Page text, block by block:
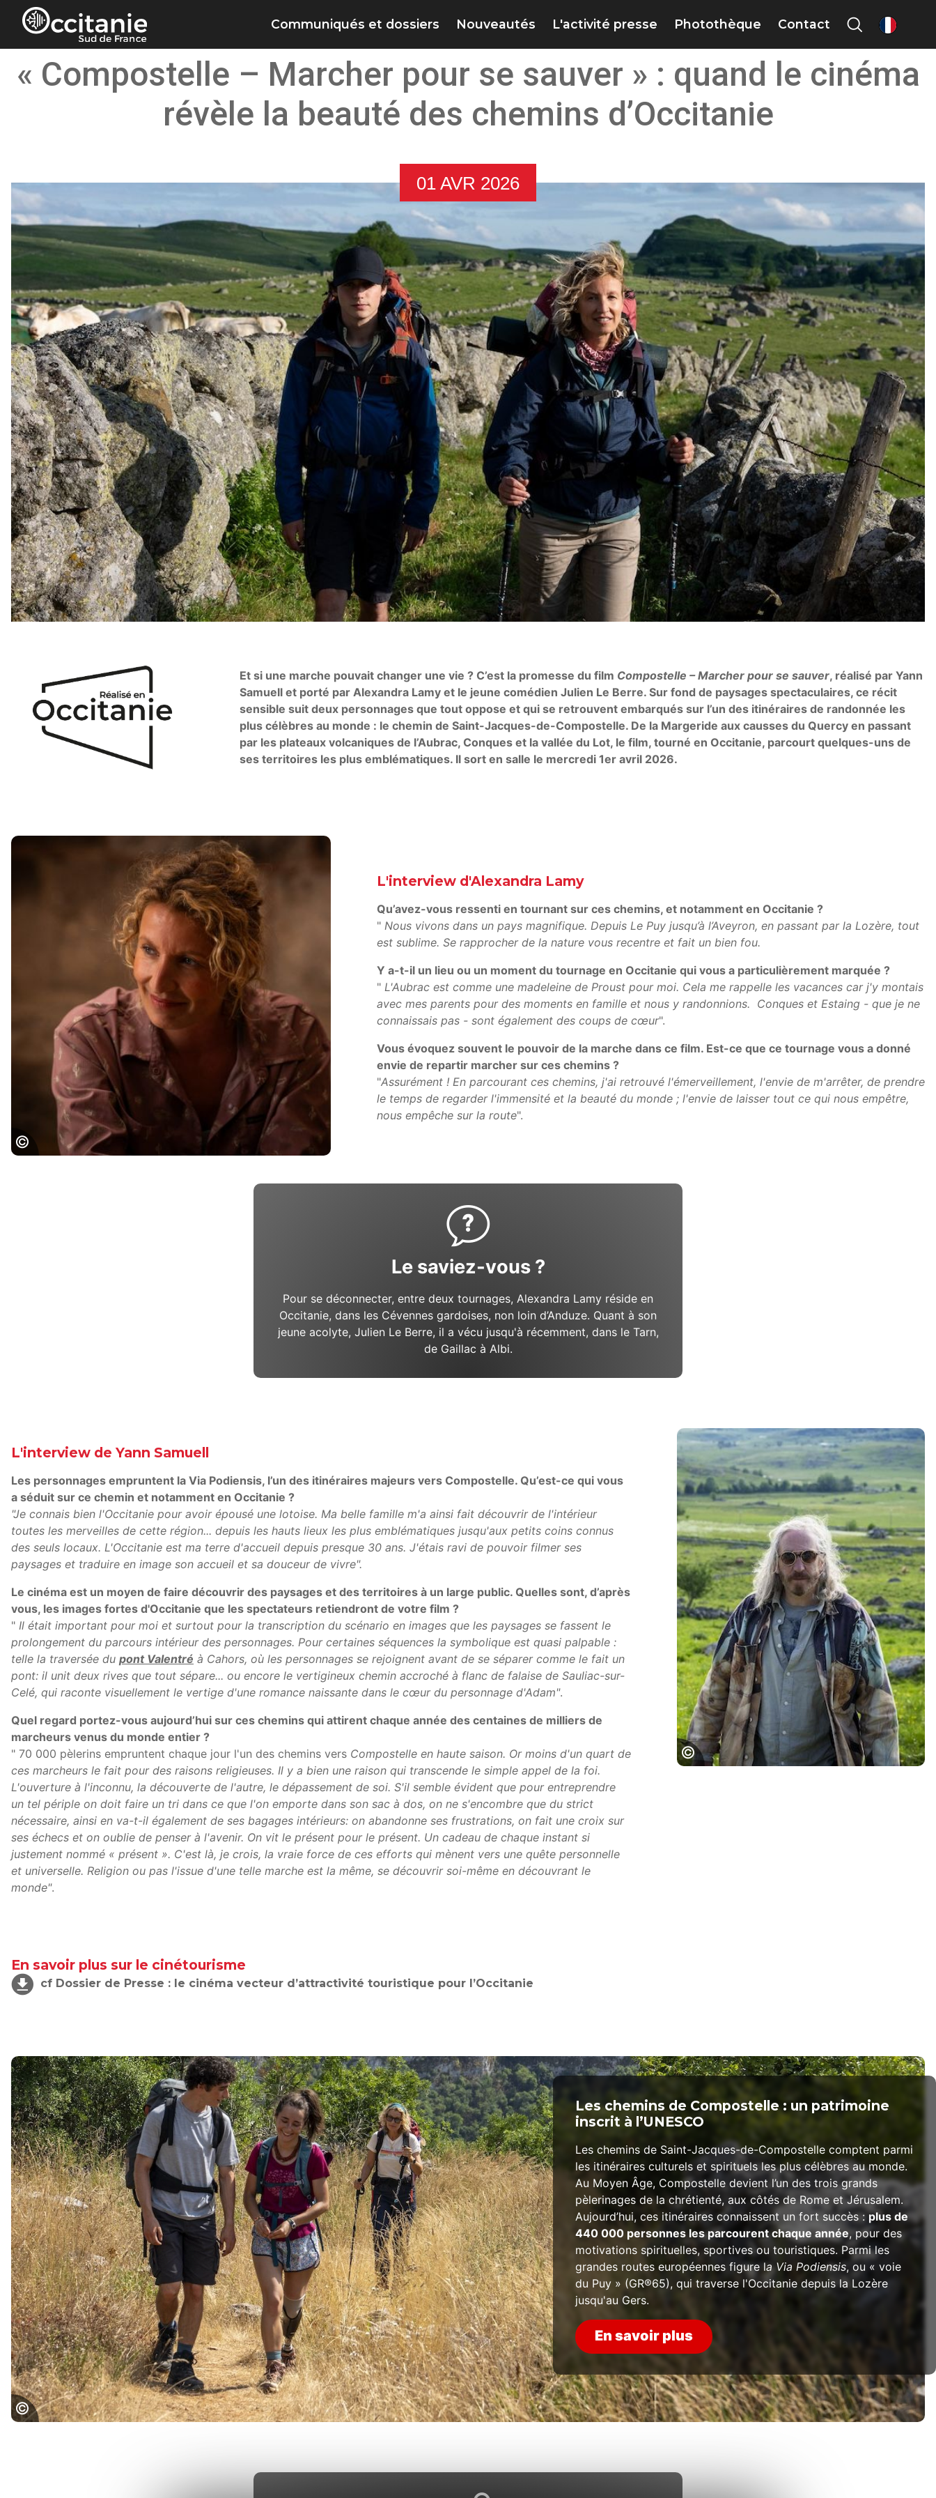
Panneau de gestion des cookies
Communiqués et dossiers Nouveautés L'activité presse Photothèque Contact fr
« Compostelle – Marcher pour se sauver » : quand le cinéma
révèle la beauté des chemins d’Occitanie
01 AVR 2026
Et si une marche pouvait changer une vie ? C’est la promesse du film Compostelle – Marcher pour se sauver, réalisé par Yann
Samuell et porté par Alexandra Lamy et le jeune comédien Julien Le Berre. Sur fond de paysages spectaculaires, ce récit
sensible suit deux personnages que tout oppose et qui se retrouvent embarqués sur l’un des itinéraires de randonnée les
plus célèbres au monde : le chemin de Saint-Jacques-de-Compostelle. De la Margeride aux causses du Quercy en passant
par les plateaux volcaniques de l’Aubrac, Conques et la vallée du Lot, le film, tourné en Occitanie, parcourt quelques-uns de
ses territoires les plus emblématiques. Il sort en salle le mercredi 1er avril 2026.
L'interview d'Alexandra Lamy
Qu’avez-vous ressenti en tournant sur ces chemins, et notamment en Occitanie ?
" Nous vivons dans un pays magnifique. Depuis Le Puy jusqu’à l’Aveyron, en passant par la Lozère, tout
est sublime. Se rapprocher de la nature vous recentre et fait un bien fou.
Y a-t-il un lieu ou un moment du tournage en Occitanie qui vous a particulièrement marquée ?
" L'Aubrac est comme une madeleine de Proust pour moi. Cela me rappelle les vacances car j'y montais
avec mes parents pour des moments en famille et nous y randonnions. Conques et Estaing - que je ne
connaissais pas - sont également des coups de cœur".
Vous évoquez souvent le pouvoir de la marche dans ce film. Est-ce que ce tournage vous a donné
envie de repartir marcher sur ces chemins ?
"Assurément ! En parcourant ces chemins, j'ai retrouvé l'émerveillement, l'envie de m'arrêter, de prendre
le temps de regarder l'immensité et la beauté du monde ; l'envie de laisser tout ce qui nous empêtre,
nous empêche sur la route".
Apollo Films Distribution - France 3 Cinéma -
Le saviez-vous ?
Pour se déconnecter, entre deux tournages, Alexandra Lamy réside en
Occitanie, dans les Cévennes gardoises, non loin d’Anduze. Quant à son
jeune acolyte, Julien Le Berre, il a vécu jusqu'à récemment, dans le Tarn,
de Gaillac à Albi.
L'interview de Yann Samuell
Les personnages empruntent la Via Podiensis, l’un des itinéraires majeurs vers Compostelle. Qu’est-ce qui vous
a séduit sur ce chemin et notamment en Occitanie ?
"Je connais bien l'Occitanie pour avoir épousé une lotoise. Ma belle famille m'a ainsi fait découvrir de l'intérieur
toutes les merveilles de cette région... depuis les hauts lieux les plus emblématiques jusqu'aux petits coins connus
des seuls locaux. L'Occitanie est ma terre d'accueil depuis presque 30 ans. J'étais ravi de pouvoir filmer ses
paysages et traduire en image son accueil et sa douceur de vivre".
Le cinéma est un moyen de faire découvrir des paysages et des territoires à un large public. Quelles sont, d’après
vous, les images fortes d'Occitanie que les spectateurs retiendront de votre film ?
" Il était important pour moi et surtout pour la transcription du scénario en images que les paysages se fassent le
prolongement du parcours intérieur des personnages. Pour certaines séquences la symbolique est quasi palpable :
telle la traversée du pont Valentré à Cahors, où les personnages se rejoignent avant de se séparer comme le fait un
pont: il unit deux rives que tout sépare... ou encore le vertigineux chemin accroché à flanc de falaise de Sauliac-sur-
Celé, qui raconte visuellement le vertige d'une romance naissante dans le cœur du personnage d'Adam".
Quel regard portez-vous aujourd’hui sur ces chemins qui attirent chaque année des centaines de milliers de
marcheurs venus du monde entier ?
" 70 000 pèlerins empruntent chaque jour l'un des chemins vers Compostelle en haute saison. Or moins d'un quart de
ces marcheurs le fait pour des raisons religieuses. Il y a bien une raison qui transcende le simple appel de la foi.
L'ouverture à l'inconnu, la découverte de l'autre, le dépassement de soi. S'il semble évident que pour entreprendre
un tel périple on doit faire un tri dans ce que l'on emporte dans son sac à dos, on ne s'encombre que du strict
nécessaire, ainsi en va-t-il également de ses bagages intérieurs: on abandonne ses frustrations, on fait une croix sur
ses échecs et on oublie de penser à l'avenir. On vit le présent pour le présent. Un cadeau de chaque instant si
justement nommé « présent ». C'est là, je crois, la vraie force de ces efforts qui mènent vers une quête personnelle
et universelle. Religion ou pas l'issue d'une telle marche est la même, se découvrir soi-même en découvrant le
monde".
En savoir plus sur le cinétourisme
cf Dossier de Presse : le cinéma vecteur d’attractivité touristique pour l’Occitanie
Les chemins de Compostelle : un patrimoine
inscrit à l’UNESCO
Les chemins de Saint-Jacques-de-Compostelle comptent parmi
les itinéraires culturels et spirituels les plus célèbres au monde.
Au Moyen Âge, Compostelle devient l’un des trois grands
pèlerinages de la chrétienté, aux côtés de Rome et Jérusalem.
Aujourd’hui, ces itinéraires connaissent un fort succès :plus de
440 000 personnes les parcourent chaque année, pour des
motivations spirituelles, sportives ou touristiques. Parmi les
grandes routes européennes figure la Via Podiensis, ou « voie
du Puy » (GR®65), qui traverse l'Occitanie depuis la Lozère
jusqu'au Gers.
En savoir plus